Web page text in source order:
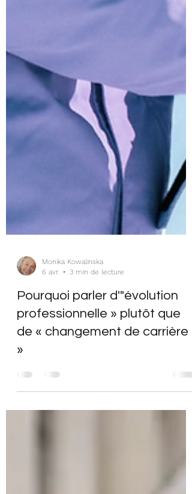
Monika Kowalinska
6 avr.
3 min de lecture
Pourquoi parler d'"évolution